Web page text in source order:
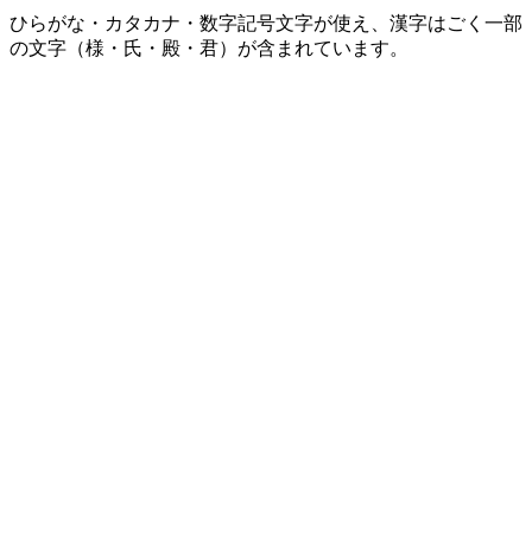
ひらがな・カタカナ・数字記号文字が使え、漢字はごく一部
の文字（様・氏・殿・君）が含まれています。